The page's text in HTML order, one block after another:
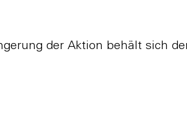
der Aktion behält sich